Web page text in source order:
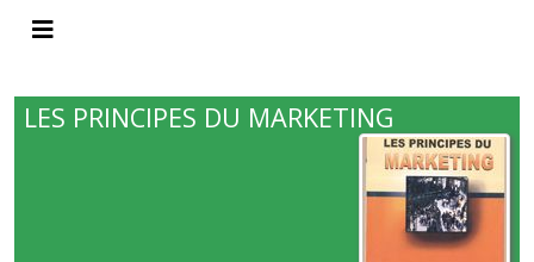
LES PRINCIPES DU MARKETING